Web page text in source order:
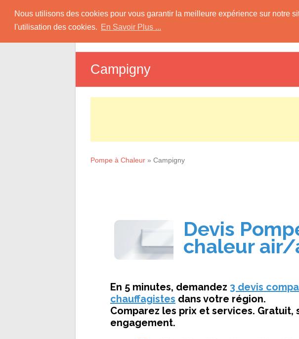
Nous utilisons des cookies pour vous garantir la meilleure expérience sur notre
l'utilisation des cookies. En Savoir Plus ...
content
Pompe à Chaleur
Informations sur les Pompes à Chaleur
Campigny
Pompe à Chaleur » Campigny